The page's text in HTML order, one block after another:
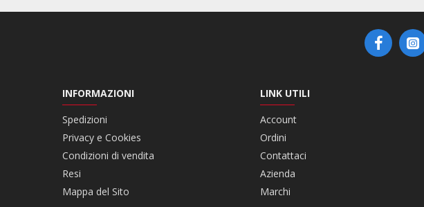
INFORMAZIONI
Spedizioni
Privacy e Cookies
Condizioni di vendita
Resi
Mappa del Sito
LINK UTILI
Account
Ordini
Contattaci
Azienda
Marchi